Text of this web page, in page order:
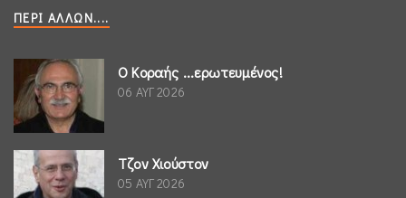
ΠΕΡΊ ΆΛΛΩΝ....
Ο Κοραής ...ερωτευμένος!
06 ΑΥΓ 2026
Τζον Χιούστον
05 ΑΥΓ 2026